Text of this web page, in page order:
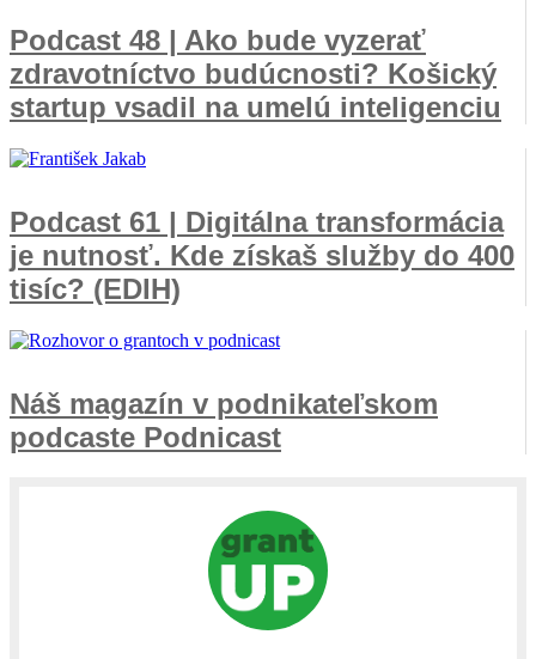
Podcast 48 | Ako bude vyzerať
zdravotníctvo budúcnosti? Košický
startup vsadil na umelú inteligenciu
Podcast 61 | Digitálna transformácia
je nutnosť. Kde získaš služby do 400
tisíc? (EDIH)
Náš magazín v podnikateľskom
podcaste Podnicast